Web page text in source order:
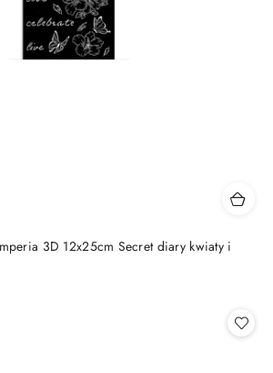
3D 12x25cm Secret diary kwiaty i